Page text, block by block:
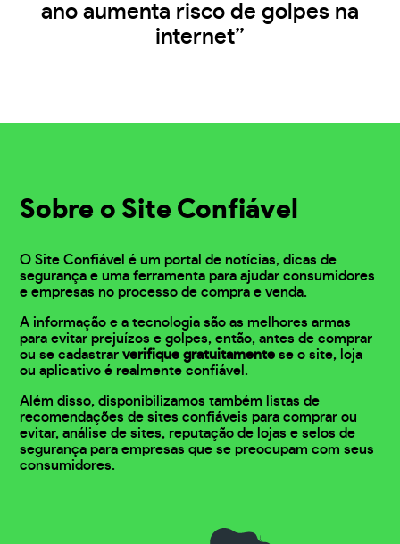
ano aumenta risco de golpes na
internet”
Sobre o Site Confiável
O Site Confiável é um portal de notícias, dicas de
segurança e uma ferramenta para ajudar consumidores
e empresas no processo de compra e venda.
A informação e a tecnologia são as melhores armas
para evitar prejuízos e golpes, então, antes de comprar
ou se cadastrarverifique gratuitamente se o site, loja
ou aplicativo é realmente confiável.
Além disso, disponibilizamos também listas de
recomendações de sites confiáveis para comprar ou
evitar, análise de sites, reputação de lojas e selos de
segurança para empresas que se preocupam com seus
consumidores.